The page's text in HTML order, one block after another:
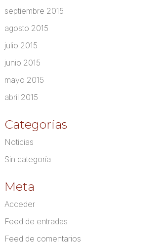
septiembre 2015
agosto 2015
julio 2015
junio 2015
mayo 2015
abril 2015
Categorías
Noticias
Sin categoría
Meta
Acceder
Feed de entradas
Feed de comentarios